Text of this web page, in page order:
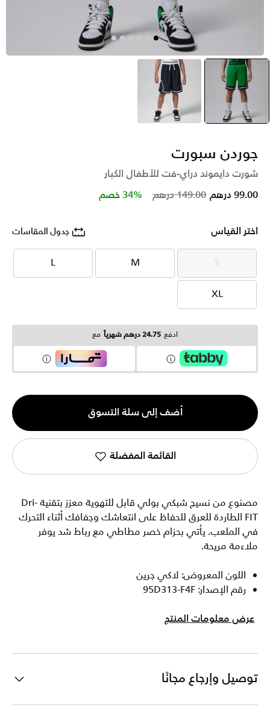
selected
أخضر أسود
جوردن سبورت
شورت دايموند دراي-فت للأطفال الكبار
Price reduced from
149.00 درهم to 99.00 درهم 34% خصم
اختر القياس جدول المقاسات
S
S
M
M
L
L
XL
XL
ادفع 24.75 درهم شهرياً مع
الكمية
1
أضف إلى سلة التسوق
القائمة المفضلة
مصنوع من نسيج شبكي بولي قابل للتهوية معزز بتقنية Dri-
FIT الطاردة للعرق للحفاظ على انتعاشك وجفافك أثناء التحرك
في الملعب. يأتي بحزام خصر مطاطي مع رباط شد يوفر
ملاءمة مريحة.
اللون المعروض: لاكي جرين
رقم الإصدار: 95D313-F4F
عرض معلومات المنتج
توصيل وإرجاع مجانًا